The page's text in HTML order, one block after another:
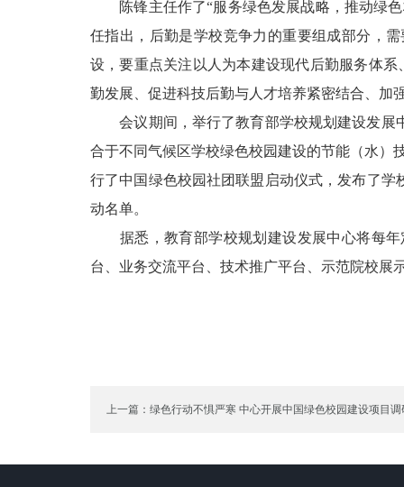
陈锋主任作了“服务绿色发展战略，推动绿色
任指出，后勤是学校竞争力的重要组成部分，
设，要重点关注以人为本建设现代后勤服务体
勤发展、促进科技后勤与人才培养紧密结合、加
会议期间，举行了教育部学校规划建设发展
合于不同气候区学校绿色校园建设的节能（水）
行了中国绿色校园社团联盟启动仪式，发布了
动名单。
据悉，教育部学校规划建设发展中心将每年
台、业务交流平台、技术推广平台、示范院校展
上一篇：绿色行动不惧严寒 中心开展中国绿色校园建设项目调